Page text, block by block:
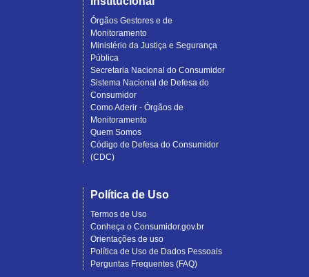
Órgãos Gestores e de
Monitoramento
Ministério da Justiça e Segurança
Pública
Secretaria Nacional do Consumidor
Sistema Nacional de Defesa do
Consumidor
Como Aderir - Órgãos de
Monitoramento
Quem Somos
Código de Defesa do Consumidor
(CDC)
Política de Uso
Termos de Uso
Conheça o Consumidor.gov.br
Orientações de uso
Política de Uso de Dados Pessoais
Perguntas Frequentes (FAQ)